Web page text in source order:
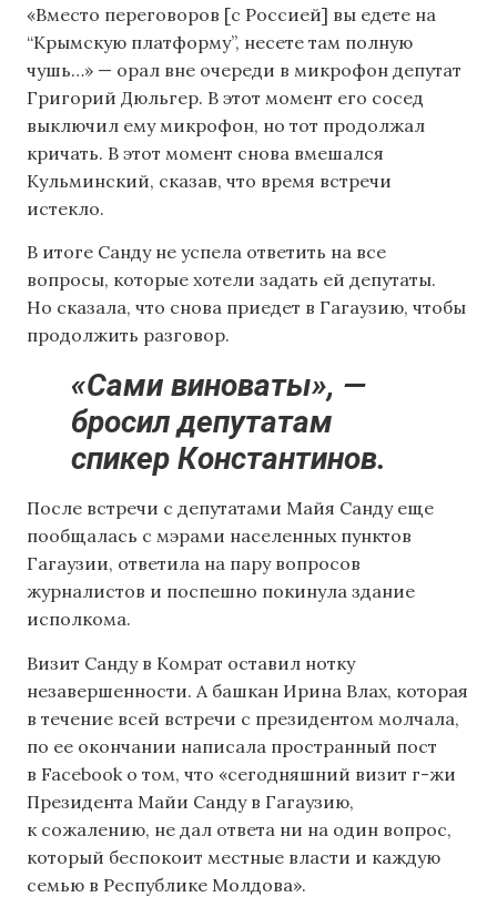
«Вместо переговоров [с Россией] вы едете на
“Крымскую платформу”, несете там полную
чушь…» — орал вне очереди в микрофон депутат
Григорий Дюльгер. В этот момент его сосед
выключил ему микрофон, но тот продолжал
кричать. В этот момент снова вмешался
Кульминский, сказав, что время встречи
истекло.
В итоге Санду не успела ответить на все
вопросы, которые хотели задать ей депутаты.
Но сказала, что снова приедет в Гагаузию, чтобы
продолжить разговор.
«Сами виноваты», —
бросил депутатам
спикер Константинов.
После встречи с депутатами Майя Санду еще
пообщалась с мэрами населенных пунктов
Гагаузии, ответила на пару вопросов
журналистов и поспешно покинула здание
исполкома.
Визит Санду в Комрат оставил нотку
незавершенности. А башкан Ирина Влах, которая
в течение всей встречи с президентом молчала,
по ее окончании написала пространный пост
в Facebook о том, что «сегодняшний визит г-жи
Президента Майи Санду в Гагаузию,
к сожалению, не дал ответа ни на один вопрос,
который беспокоит местные власти и каждую
семью в Республике Молдова».